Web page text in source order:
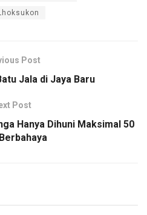
Post
Jala di Jaya Baru
Post
Hanya Dihuni Maksimal 50